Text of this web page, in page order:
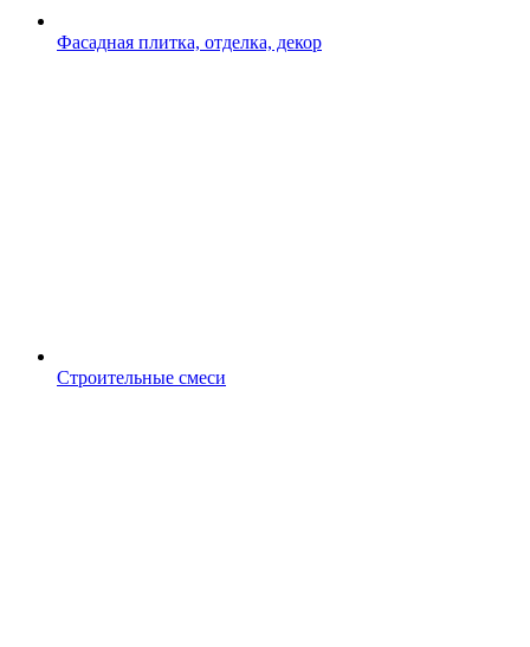
Фасадная плитка, отделка, декор
Строительные смеси